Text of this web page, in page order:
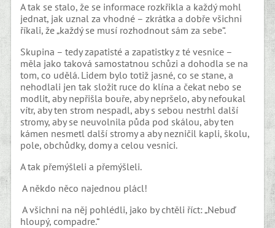
A tak se stalo, že se informace rozkřikla a každý mohl
jednat, jak uznal za vhodné – zkrátka a dobře všichni
říkali, že „každý se musí rozhodnout sám za sebe“.
Skupina – tedy zapatisté a zapatistky z té vesnice –
měla jako taková samostatnou schůzi a dohodla se na
tom, co udělá. Lidem bylo totiž jasné, co se stane, a
nehodlali jen tak složit ruce do klína a čekat nebo se
modlit, aby nepřišla bouře, aby nepršelo, aby nefoukal
vítr, aby ten strom nespadl, aby s sebou nestrhl další
stromy, aby se neuvolnila půda pod skálou, aby ten
kámen nesmetl další stromy a aby nezničil kapli, školu,
pole, obchůdky, domy a celou vesnici.
A tak přemýšleli a přemýšleli.
A někdo něco najednou plácl!
A všichni na něj pohlédli, jako by chtěli říct: „Nebuď
hloupý, compadre.“